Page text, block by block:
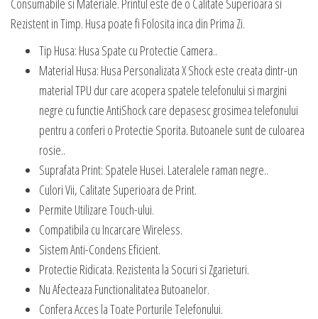
Consumabile si Materiale. Printul este de o Calitate Superioara si
Rezistent in Timp. Husa poate fi Folosita inca din Prima Zi.
Tip Husa: Husa Spate cu Protectie Camera..
Material Husa: Husa Personalizata X Shock este creata dintr-un
material TPU dur care acopera spatele telefonului si margini
negre cu functie AntiShock care depasesc grosimea telefonului
pentru a conferi o Protectie Sporita. Butoanele sunt de culoarea
rosie..
Suprafata Print: Spatele Husei. Lateralele raman negre..
Culori Vii, Calitate Superioara de Print.
Permite Utilizare Touch-ului.
Compatibila cu Incarcare Wireless.
Sistem Anti-Condens Eficient.
Protectie Ridicata. Rezistenta la Socuri si Zgarieturi.
Nu Afecteaza Functionalitatea Butoanelor.
Confera Acces la Toate Porturile Telefonului.